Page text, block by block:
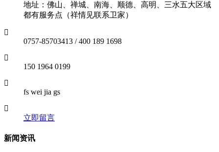
地址：佛山、禅城、南海、顺德、高明、三水五大区域
都有服务点（祥情见联系卫家）
0757-85703413 / 400 189 1698
150 1964 0199
fs wei jia gs
立即留言
新闻资讯